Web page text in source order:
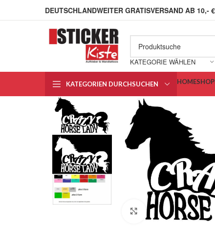
DEUTSCHLANDWEITER GRATISVERSAND AB 10,- €
KATEGORIE WÄHLEN
KATEGORIEN DURCHSUCHEN HOMESHOP
Klick zum Vergrößern